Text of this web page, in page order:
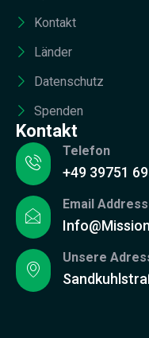
Kontakt
Länder
Datenschutz
Spenden
Kontakt
Telefon
+49 39751
Email
Unsere